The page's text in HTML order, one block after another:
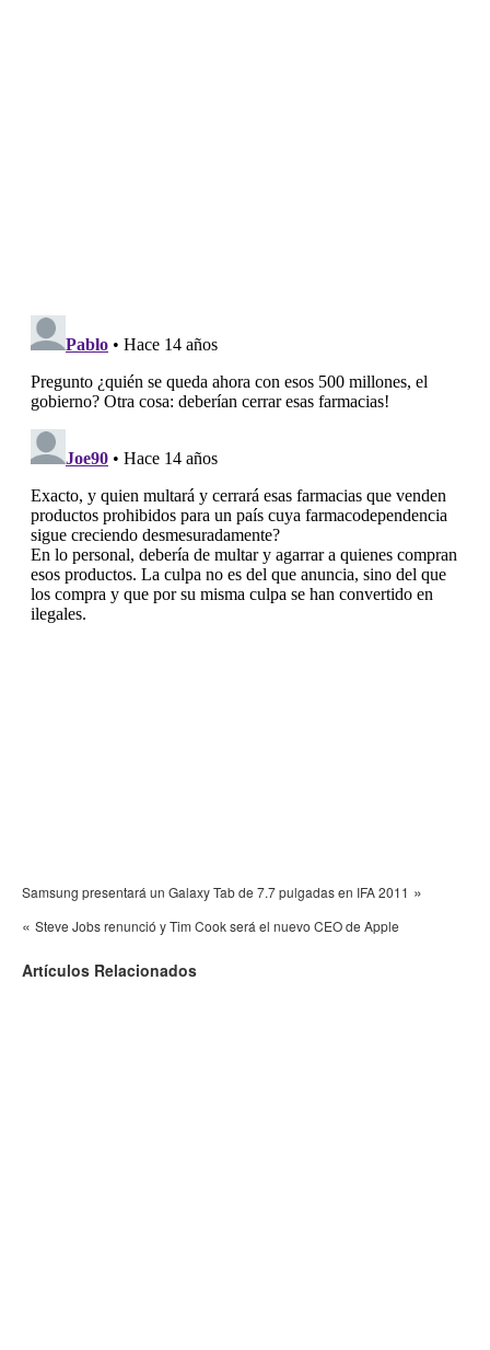
Samsung presentará un Galaxy Tab de 7.7 pulgadas en IFA 2011 »
« Steve Jobs renunció y Tim Cook será el nuevo CEO de Apple
Artículos Relacionados